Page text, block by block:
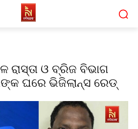
ଓ ବ୍ରିଜ ବିଭାଗ
ଘରେ ଭିଜିଲାନ୍ସ ରେଡ୍